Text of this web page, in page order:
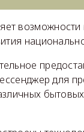
возможности
для